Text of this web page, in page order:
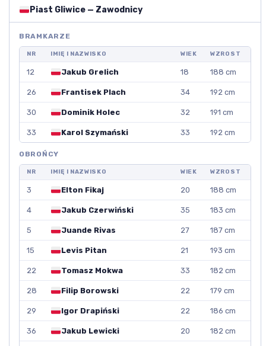
Piast Gliwice — Zawodnicy
BRAMKARZE
NR IMIĘ I NAZWISKO WIEK WZROST
12 Jakub Grelich 18 188 cm
26 Frantisek Plach 34 192 cm
30 Dominik Holec 32 191 cm
33 Karol Szymański 33 192 cm
OBROŃCY
NR IMIĘ I NAZWISKO WIEK WZROST
3 Elton Fikaj 20 188 cm
4 Jakub Czerwiński 35 183 cm
5 Juande Rivas 27 187 cm
15 Levis Pitan 21 193 cm
22 Tomasz Mokwa 33 182 cm
28 Filip Borowski 22 179 cm
29 Igor Drapiński 22 186 cm
36 Jakub Lewicki 20 182 cm